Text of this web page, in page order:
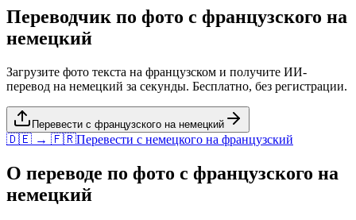
Переводчик по фото с французского на
немецкий
Загрузите фото текста на французском и получите ИИ-
перевод на немецкий за секунды. Бесплатно, без регистрации.
Перевести с французского на немецкий
🇩🇪 → 🇫🇷Перевести с немецкого на французский
О переводе по фото с французского на
немецкий